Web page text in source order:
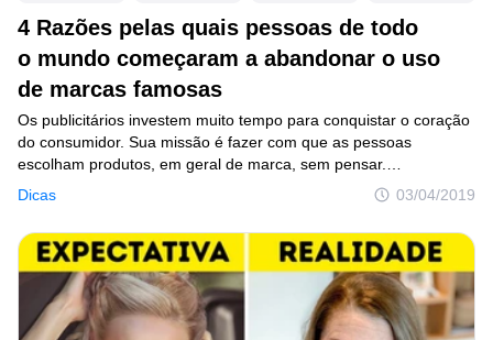
4 Razões pelas quais pessoas de todo
o mundo começaram a abandonar o uso
de marcas famosas
Dicas 03/04/2019
Os publicitários investem muito tempo para conquistar o coração
do consumidor. Sua missão é fazer com que as pessoas
escolham produtos, em geral de marca, sem pensar.
Os especialistas em vendas sabem que muitas pessoas não
fazem compras de maneira racional, mas com o coração. É por
isso que, muitas vezes, adquirimos inconscientemente produtos
de marcas famosas sem pensar de modo racional nas
consequências. Contudo, existe um movimento de renúncia
às compras espontâneas que está cada vez mais forte.